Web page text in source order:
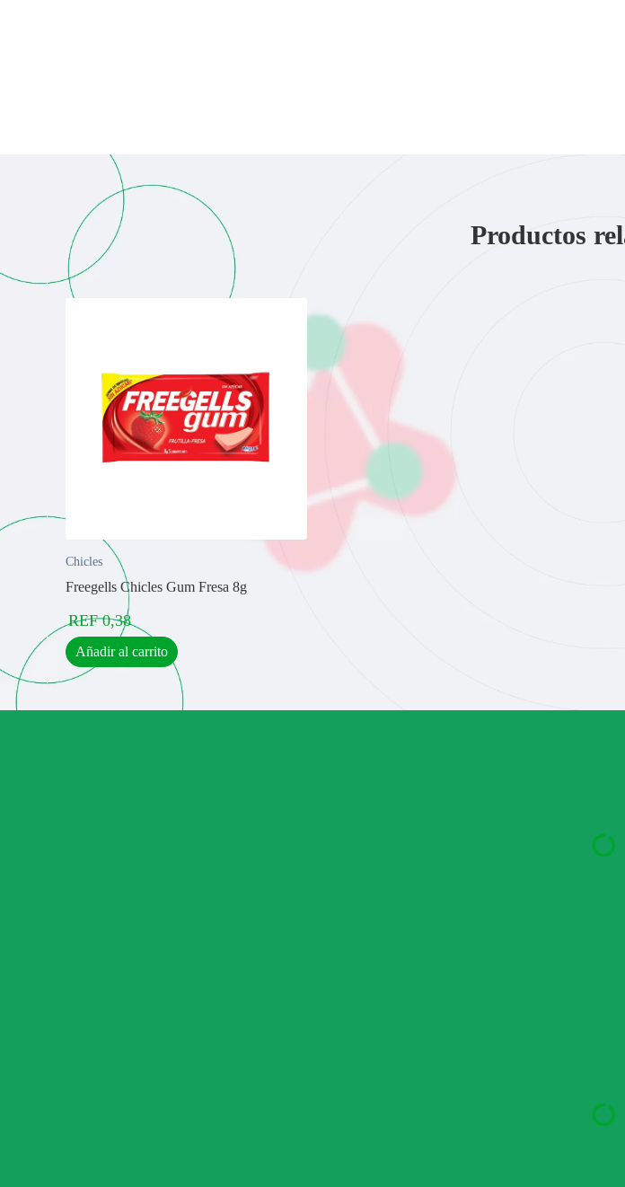
Productos
Chicles
Freegells Chicles Gum Fresa 8g
REF0,38
Añadir al carrito